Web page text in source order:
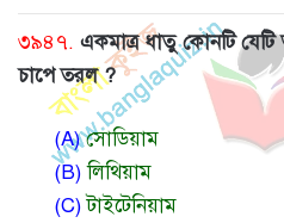
৩৯৪৭. একমাত্র ধাতু কোনটি যেটি
চাপে তরল ?
(A)সোডিয়াম
(B)লিথিয়াম
(C)টাইটেনিয়াম